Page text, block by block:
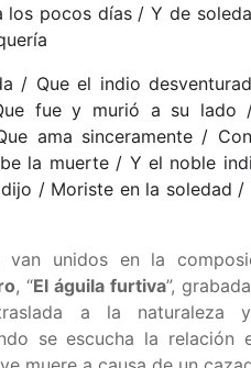
pocos días / Y de
/ Que el indio
fue y murió a su lado
ama sinceramente /
la muerte / Y el noble
/ Moriste en la soledad /
unidos en la
, “El águila furtiva”,
a la naturaleza
se escucha la relación